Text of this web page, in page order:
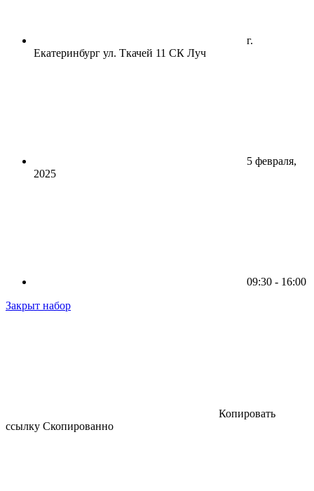
г.
Екатеринбург ул. Ткачей 11 СК Луч
5 февраля,
2025
09:30 - 16:00
Закрыт набор
Копировать
ссылку Скопированно